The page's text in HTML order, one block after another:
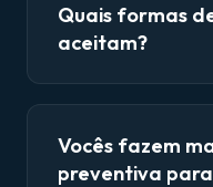
Quais formas
aceitam?
Vocês fazem
preventiva